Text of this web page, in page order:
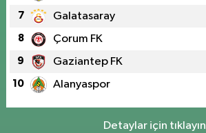
7 Galatasaray
8 Çorum FK
9 Gaziantep FK
10 Alanyaspor
Detaylar için tıklayın